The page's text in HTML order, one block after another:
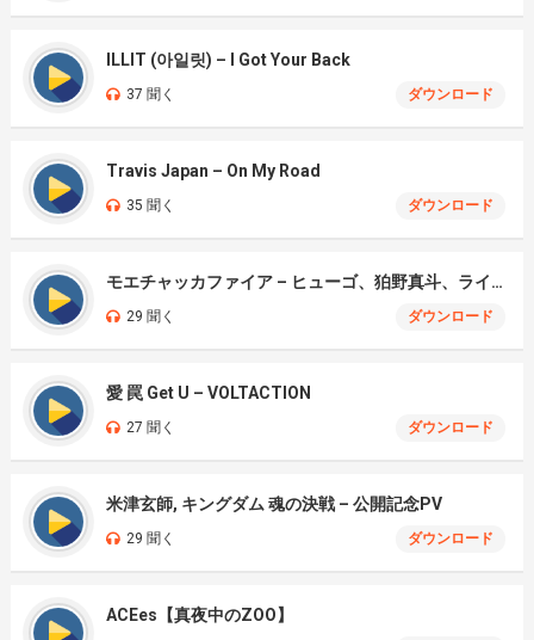
ILLIT (아일릿) – I Got Your Back
37 聞く ダウンロード
Travis Japan – On My Road
35 聞く ダウンロード
モエチャッカファイア – ヒューゴ、狛野真斗、ライト、セヴェリアン (Cover )
29 聞く ダウンロード
愛 罠 Get U – VOLTACTION
27 聞く ダウンロード
米津玄師, キングダム 魂の決戦 – 公開記念PV
29 聞く ダウンロード
ACEes【真夜中のZOO】